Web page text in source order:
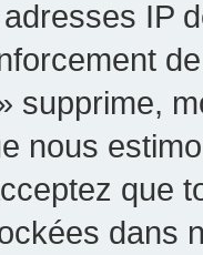
IP
supprime,
nous
que
dans